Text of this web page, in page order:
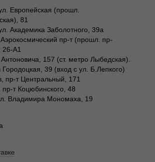
Европейская (прошл.
81
Академика Заболотного, 39а
Аэрокосмический пр-т (прошл. пр-
26-А1
157 (ст. метро Лыбедская).
Городоцкая, 39 (вход с ул. Б.Лепкого)
пр-т Центральный, 171
пр-т Коцюбинского, 48
Владимира Мономаха, 19